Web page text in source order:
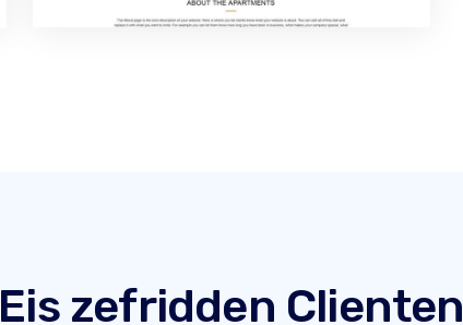
Eis zefridden Clienten